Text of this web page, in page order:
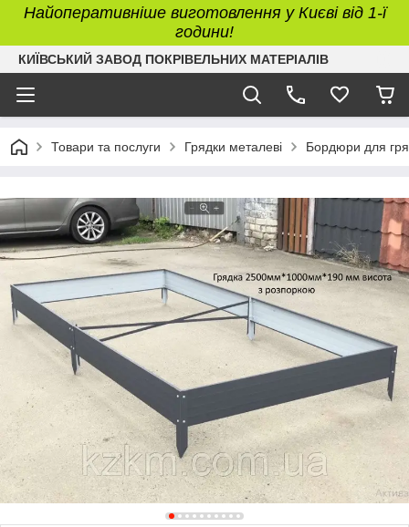
Найоперативніше виготовлення у Києві від 1-ї
години!
КИЇВСЬКИЙ ЗАВОД ПОКРІВЕЛЬНИХ МАТЕРІАЛІВ
Товари та послуги Грядки металеві Бордюри для